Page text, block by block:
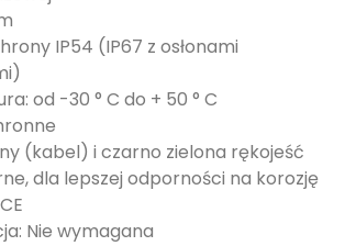
IP54 (IP67 z osłonami
od -30 ° C do + 50 ° C
(kabel) i czarno zielona rękojeść
dla lepszej odporności na korozję
Nie wymagana